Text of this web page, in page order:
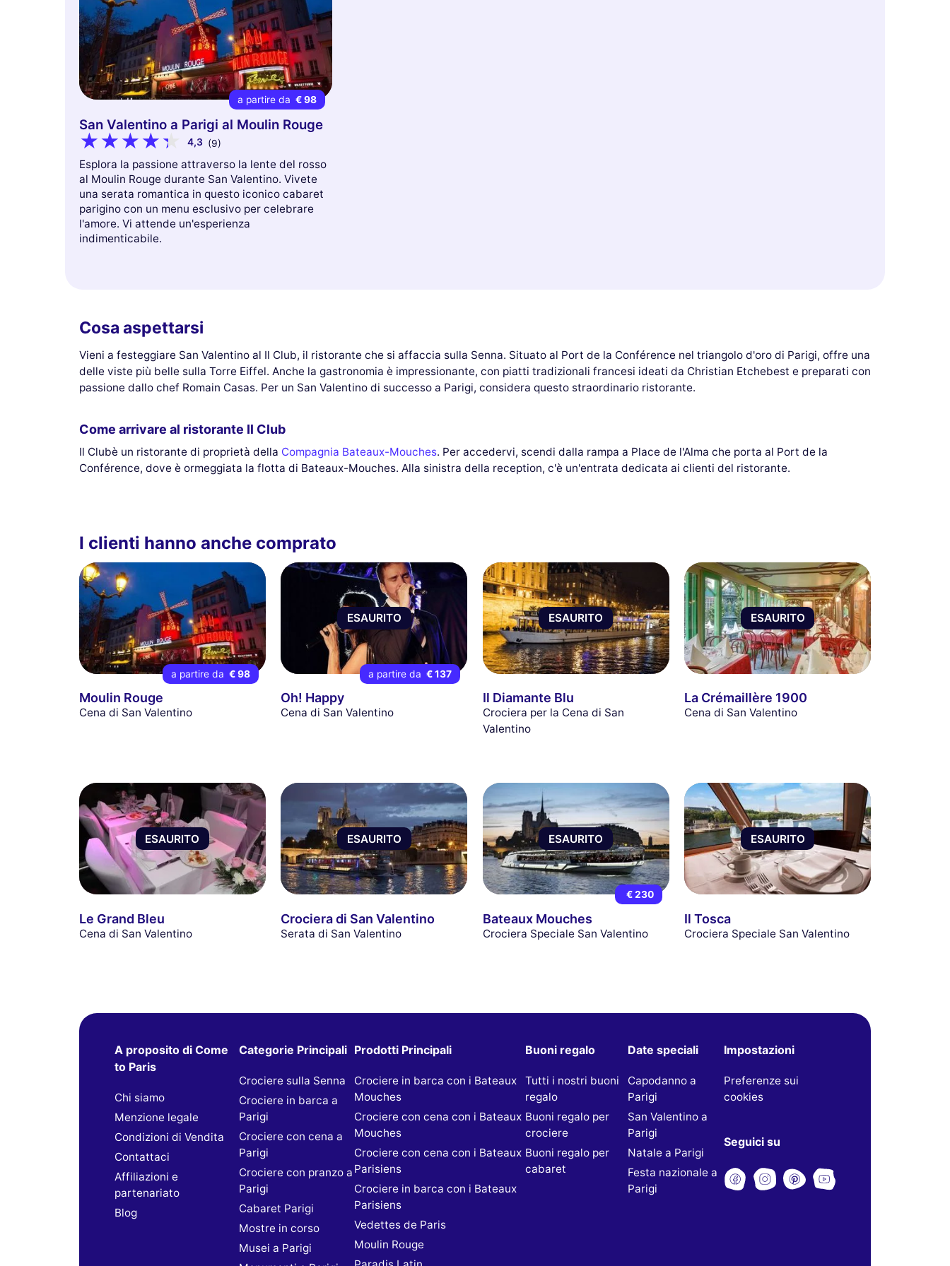
a partire da € 98
San Valentino a Parigi al Moulin Rouge
4,3 (9)
Esplora la passione attraverso la lente del rosso
al Moulin Rouge durante San Valentino. Vivete
una serata romantica in questo iconico cabaret
parigino con un menu esclusivo per celebrare
l'amore. Vi attende un'esperienza
indimenticabile.
Cosa aspettarsi
Vieni a festeggiare San Valentino al Il Club, il ristorante che si affaccia sulla Senna. Situato al Port de la Conférence nel triangolo d'oro di Parigi, offre una
delle viste più belle sulla Torre Eiffel. Anche la gastronomia è impressionante, con piatti tradizionali francesi ideati da Christian Etchebest e preparati con
passione dallo chef Romain Casas. Per un San Valentino di successo a Parigi, considera questo straordinario ristorante.
Come arrivare al ristorante Il Club
Il Clubè un ristorante di proprietà della Compagnia Bateaux-Mouches. Per accedervi, scendi dalla rampa a Place de l'Alma che porta al Port de la
Conférence, dove è ormeggiata la flotta di Bateaux-Mouches. Alla sinistra della reception, c'è un'entrata dedicata ai clienti del ristorante.
I clienti hanno anche comprato
a partire da € 98
Moulin Rouge
Cena di San Valentino
ESAURITO
a partire da € 137
Oh! Happy
Cena di San Valentino
ESAURITO
Il Diamante Blu
Crociera per la Cena di San
Valentino
ESAURITO
La Crémaillère 1900
Cena di San Valentino
ESAURITO
Le Grand Bleu
Cena di San Valentino
ESAURITO
Crociera di San Valentino
Serata di San Valentino
ESAURITO
€ 230
Bateaux Mouches
Crociera Speciale San Valentino
ESAURITO
Il Tosca
Crociera Speciale San Valentino
A proposito di Come
to Paris
Chi siamo
Menzione legale
Condizioni di Vendita
Contattaci
Affiliazioni e
partenariato
Blog
Categorie Principali
Crociere sulla Senna
Crociere in barca a
Parigi
Crociere con cena a
Parigi
Crociere con pranzo a
Parigi
Cabaret Parigi
Mostre in corso
Musei a Parigi
Prodotti Principali
Crociere in barca con i Bateaux
Mouches
Crociere con cena con i Bateaux
Mouches
Crociere con cena con i Bateaux
Parisiens
Crociere in barca con i Bateaux
Parisiens
Vedettes de Paris
Moulin Rouge
Buoni regalo
Tutti i nostri buoni
regalo
Buoni regalo per
crociere
Buoni regalo per
cabaret
Date speciali
Capodanno a
Parigi
San Valentino a
Parigi
Natale a Parigi
Festa nazionale a
Parigi
Impostazioni
Preferenze sui
cookies
Seguici su